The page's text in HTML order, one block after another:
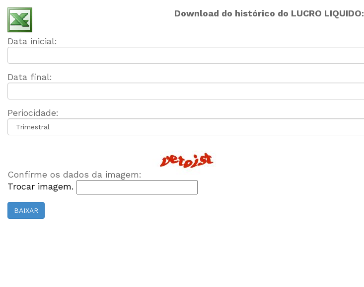
Download do histórico do LUCRO LIQUIDO:
Data inicial:
Data final:
Periocidade:
Confirme os dados da imagem:
Trocar imagem.